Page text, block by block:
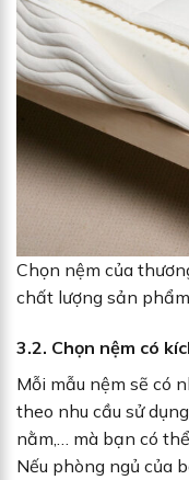
Chọn nệm của
chất lượng sản phẩm
3.2. Chọn nệm có
Mỗi mẫu nệm sẽ có
theo nhu cầu sử
nằm,… mà bạn có
Nếu phòng ngủ của